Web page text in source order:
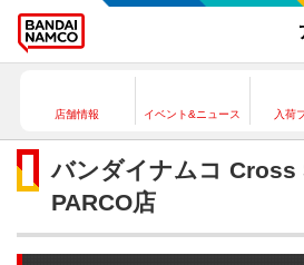
店舗情報 イベント&ニュース 入荷
バンダイナムコ Cross
PARCO店